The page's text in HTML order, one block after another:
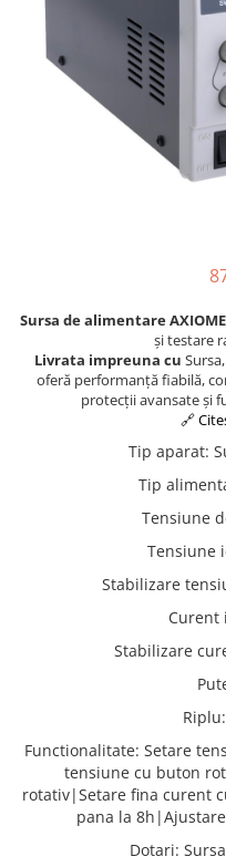
Osciloscoape B&K
Osciloscoape FLUKE
Osciloscoape GW INSTEK
Osciloscoape HANTEK
Osciloscoape KEYSIGHT
Osciloscoape TELEDYNE
Osciloscoape UNI-T
Sursa de alimentare
și testare
Livrata impreuna cu
oferă performanță fiabilă,
protecții avansate și
🔗
Tip aparat:
Tip
Tensiune
Tensiune
Stabilizare
Curent
Stabilizare
Riplu:
Functionalitate: Setare
tensiune cu buton
rotativ|Setare fina curent
pana la
Dotari: